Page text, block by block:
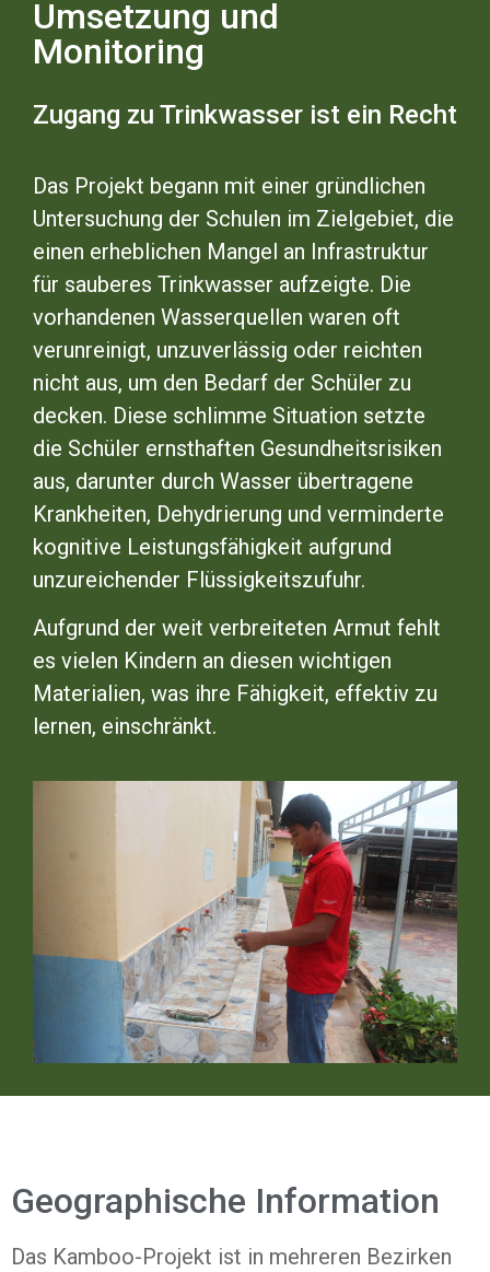
Umsetzung und
Monitoring
Zugang zu Trinkwasser ist ein Recht
Das Projekt begann mit einer gründlichen
Untersuchung der Schulen im Zielgebiet, die
einen erheblichen Mangel an Infrastruktur
für sauberes Trinkwasser aufzeigte. Die
vorhandenen Wasserquellen waren oft
verunreinigt, unzuverlässig oder reichten
nicht aus, um den Bedarf der Schüler zu
decken. Diese schlimme Situation setzte
die Schüler ernsthaften Gesundheitsrisiken
aus, darunter durch Wasser übertragene
Krankheiten, Dehydrierung und verminderte
kognitive Leistungsfähigkeit aufgrund
unzureichender Flüssigkeitszufuhr.
Aufgrund der weit verbreiteten Armut fehlt
es vielen Kindern an diesen wichtigen
Materialien, was ihre Fähigkeit, effektiv zu
lernen, einschränkt.
Geographische Information
Das Kamboo-Projekt ist in mehreren Bezirken